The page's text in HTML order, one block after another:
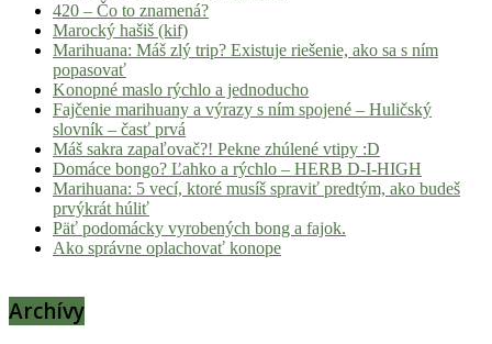
420 – Čo to znamená?
Marocký hašiš (kif)
Marihuana: Máš zlý trip? Existuje riešenie, ako sa s ním
popasovať
Konopné maslo rýchlo a jednoducho
Fajčenie marihuany a výrazy s ním spojené – Huličský
slovník – časť prvá
Máš sakra zapaľovač?! Pekne zhúlené vtipy :D
Domáce bongo? Ľahko a rýchlo – HERB D-I-HIGH
Marihuana: 5 vecí, ktoré musíš spraviť predtým, ako budeš
prvýkrát húliť
Päť podomácky vyrobených bong a fajok.
Ako správne oplachovať konope
Archívy